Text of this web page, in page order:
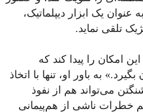
عنوان یک ابزار دیپلماتیک،
تلقی نماید.
این امکان را پیدا کند که
به باور او، تنها با اتخاذ
می‌تواند هم از نفوذ
خطرات ناشی از هم‌پیمانی